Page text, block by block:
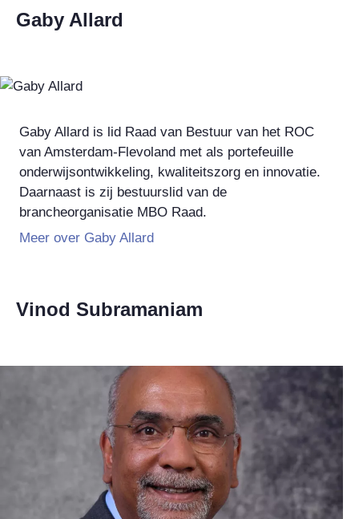
Gaby Allard
Gaby Allard is lid Raad van Bestuur van het ROC
van Amsterdam-Flevoland met als portefeuille
onderwijsontwikkeling, kwaliteitszorg en innovatie.
Daarnaast is zij bestuurslid van de
brancheorganisatie MBO Raad.
Meer over Gaby Allard
Vinod Subramaniam